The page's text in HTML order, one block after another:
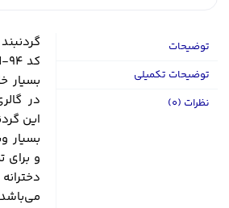
توضیحات
توضیحات تکمیلی
نظرات (0)
بسیار
در
این
بسیار
و